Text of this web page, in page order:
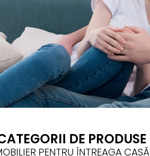
DE PRODUSE
PENTRU ÎNTREAGA CASĂ